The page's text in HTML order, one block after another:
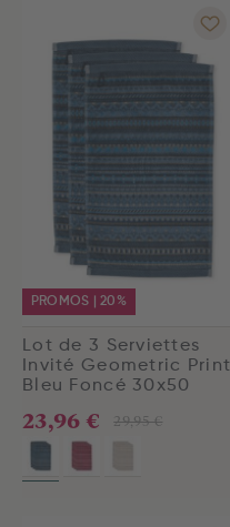
PROMOS | 20%
Lot de 3 Serviettes
Invité Geometric Print
Bleu Foncé 30x50
29,95 €
23,96 €